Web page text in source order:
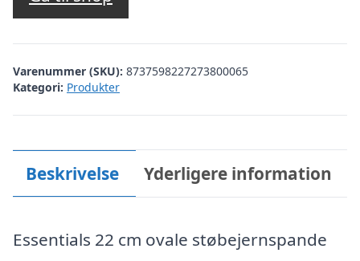
var:
kr. 219,00.kr. 99,00.
Varenummer (SKU): 8737598227273800065
Kategori: Produkter
Beskrivelse Yderligere information
Essentials 22 cm ovale støbejernspande